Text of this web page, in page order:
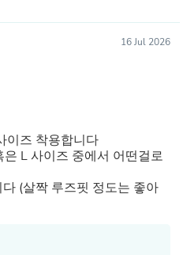
16 Jul 2026
이즈 착용합니다
L 사이즈 중에서 어떤걸로
(살짝 루즈핏 정도는 좋아